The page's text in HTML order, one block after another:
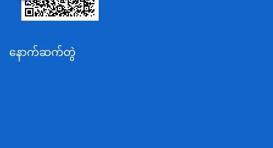
သယံဇာတနှင့်ပတ်ဝန်းကျင်ထိန်းသိမ်းရေးဝန်ကြီးဌာန
အလုပ်သမား၊လူဝင်မှုကြီးကြပ်ရေးနှင့်ပြည်သူ့အင်အား
နောက်ဆက်တွဲ